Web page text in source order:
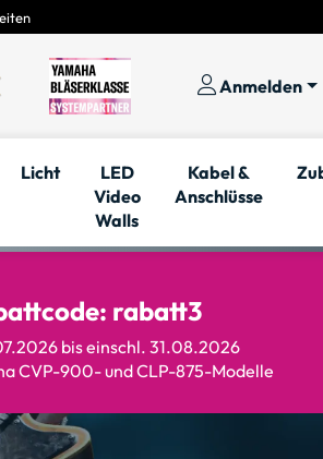
Anmelden
Licht
LED
Video
Walls
Kabel &
Anschlüsse
rabatt3
bis einschl. 31.08.2026
CVP-900- und CLP-875-Modelle